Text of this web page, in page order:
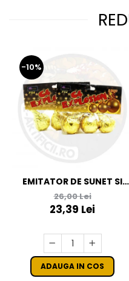
-10%
EMITATOR DE SUNET SI
LUMINA FS4 - ARTIFICII C4
26,00 Lei
23,39 Lei
ADAUGA IN COS